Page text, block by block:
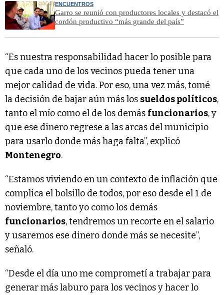
ENCUENTROS
Garro se reunió con productores locales y destacó el
cordón productivo “más grande del país”
“Es nuestra responsabilidad hacer lo posible para
que cada uno de los vecinos pueda tener una
mejor calidad de vida. Por eso, una vez más, tomé
la decisión de bajar aún más los sueldos políticos,
tanto el mío como el de los demás funcionarios, y
que ese dinero regrese a las arcas del municipio
para usarlo donde más haga falta”, explicó
Montenegro.
“Estamos viviendo en un contexto de inflación que
complica el bolsillo de todos, por eso desde el 1 de
noviembre, tanto yo como los demás
funcionarios, tendremos un recorte en el salario
y usaremos ese dinero donde más se necesite”,
señaló.
“Desde el día uno me comprometí a trabajar para
generar más laburo para los vecinos y hacer lo